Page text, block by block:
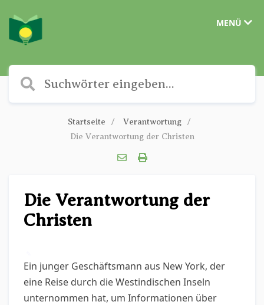
MENÜ
Startseite
Verantwortung
Die Verantwortung der Christen
Die Verantwortung der
Christen
Ein junger Geschäftsmann aus New York, der
eine Reise durch die Westindischen Inseln
unternommen hat, um Informationen über